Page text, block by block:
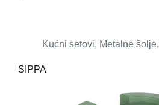
Kućni setovi, Metalne šolje,
SIPPA